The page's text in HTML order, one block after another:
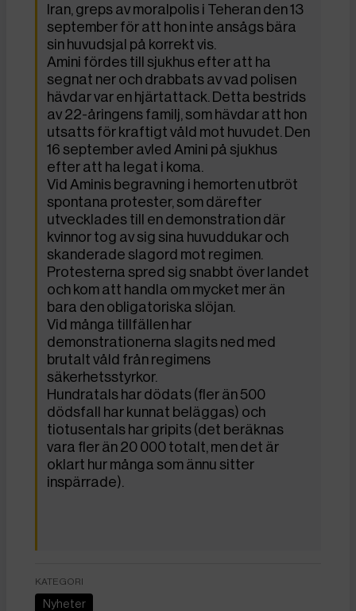
Iran, greps av moralpolis i Teheran den 13
september för att hon inte ansågs bära
sin huvudsjal på korrekt vis.
Amini fördes till sjukhus efter att ha
segnat ner och drabbats av vad polisen
hävdar var en hjärtattack. Detta bestrids
av 22-åringens familj, som hävdar att hon
utsatts för kraftigt våld mot huvudet. Den
16 september avled Amini på sjukhus
efter att ha legat i koma.
Vid Aminis begravning i hemorten utbröt
spontana protester, som därefter
utvecklades till en demonstration där
kvinnor tog av sig sina huvuddukar och
skanderade slagord mot regimen.
Protesterna spred sig snabbt över landet
och kom att handla om mycket mer än
bara den obligatoriska slöjan.
Vid många tillfällen har
demonstrationerna slagits ned med
brutalt våld från regimens
säkerhetsstyrkor.
Hundratals har dödats (fler än 500
dödsfall har kunnat beläggas) och
tiotusentals har gripits (det beräknas
vara fler än 20 000 totalt, men det är
oklart hur många som ännu sitter
inspärrade).
KATEGORI
Nyheter